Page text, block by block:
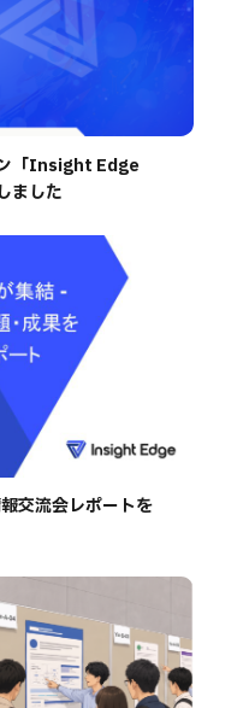
「Insight Edge
ました
交流会レポートを